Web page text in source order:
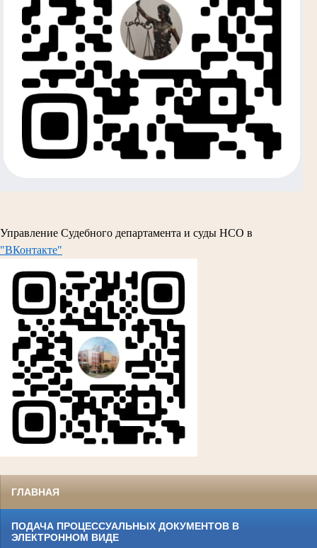
Управление Судебного департамента и суды НСО в
"ВКонтакте"
ГЛАВНАЯ
ПОДАЧА ПРОЦЕССУАЛЬНЫХ ДОКУМЕНТОВ В
ЭЛЕКТРОННОМ ВИДЕ